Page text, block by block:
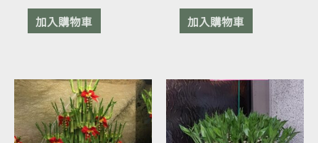
加入購物車 加入購物車